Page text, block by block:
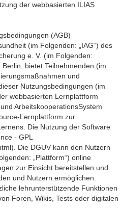
der webbasierten ILIAS
(AGB)
(im Folgenden: „IAG“) des
e. V. (im Folgenden:
Berlin, bietet Teilnehmenden (im
und
Nutzungsbedingungen (im
webbasierten Lernplattform
ArbeitskooperationsSystem
Lernplattform zur
Die Nutzung der Software
- GPL
Die DGUV kann den Nutzern
„Plattform“) online
zur Einsicht bereitstellen und
und Nutzern ermöglichen.
lehrunterstützende Funktionen
Foren, Wikis, Tests oder digitalen